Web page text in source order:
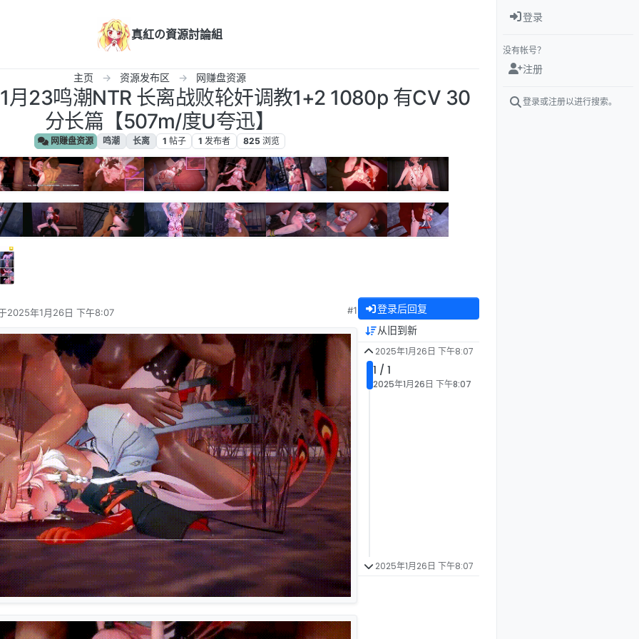
真紅の資源討論組
主页 资源发布区 网赚盘资源
月23鸣潮NTR 长离战败轮奸调教1+2 1080p 有CV 30
分长篇【507m/度U夸迅】
网赚盘资源 鸣潮 长离 1 帖子 1 发布者 825 浏览
2025年1月26日 下午8:07
由 编辑
#1 登录后回复
从旧到新
2025年1月26日 下午8:07
1 / 1
2025年1月26日 下午8:07
2025年1月26日 下午8:07
登录
没有帐号？
注册
登录或注册以进行搜索。